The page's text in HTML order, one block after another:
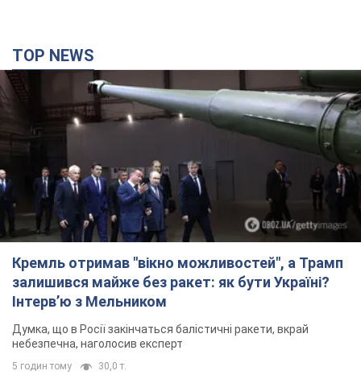
TOP NEWS
Кремль отримав "вікно можливостей", а Трамп
залишився майже без ракет: як бути Україні?
Інтерв’ю з Мельником
Думка, що в Росії закінчаться балістичні ракети, вкрай
небезпечна, наголосив експерт
5 годин тому 30,0 т.